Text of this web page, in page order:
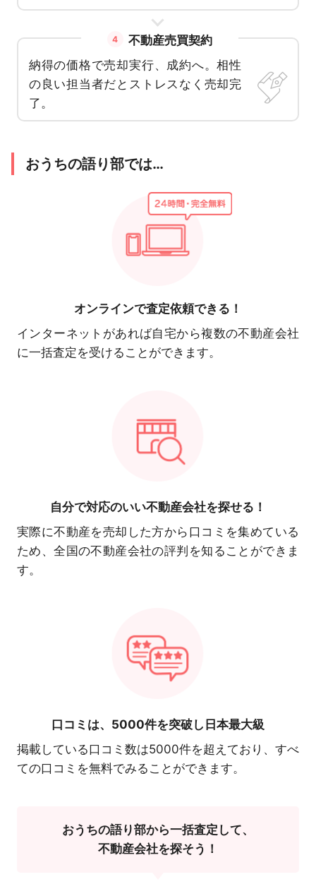
4
不動産売買契約
納得の価格で売却実行、成約へ。相性
の良い担当者だとストレスなく売却完
了。
おうちの語り部では…
オンラインで査定依頼できる！
インターネットがあれば自宅から複数の不動産会社
に一括査定を受けることができます。
自分で対応のいい不動産会社を探せる！
実際に不動産を売却した方から口コミを集めている
ため、全国の不動産会社の評判を知ることができま
す。
口コミは、 5000件を突破し日本最大級
掲載している口コミ数は5000件を超えており、すべ
ての口コミを無料でみることができます。
おうちの語り部から一括査定して、
不動産会社を探そう！